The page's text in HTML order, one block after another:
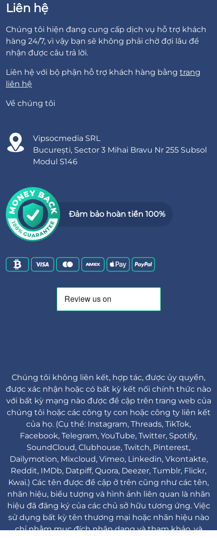
Liên hệ
Chúng tôi hiện đang cung cấp dịch vụ hỗ trợ khách
hàng 24/7, vì vậy bạn sẽ không phải chờ đợi lâu để
nhận được câu trả lời.
Liên hệ với bộ phận hỗ trợ khách hàng bằng trang
liên hệ
Về chúng tôi
Vipsocmedia SRL
București, Sector 3 Mihai Bravu Nr 255 Subsol
Modul S146
Đảm bảo hoàn tiền 100%
Chúng tôi không liên kết, hợp tác, được ủy quyền,
được xác nhận hoặc có bất kỳ kết nối chính thức nào
với bất kỳ mạng nào được đề cập trên trang web của
chúng tôi hoặc các công ty con hoặc công ty liên kết
của họ. (Cụ thể: Instagram, Threads, TikTok,
Facebook, Telegram, YouTube, Twitter, Spotify,
SoundCloud, Clubhouse, Twitch, Pinterest,
Dailymotion, Mixcloud, Vimeo, Linkedin, Vkontakte,
Reddit, IMDb, Datpiff, Quora, Deezer, Tumblr, Flickr,
Kwai.) Các tên được đề cập ở trên cũng như các tên,
nhãn hiệu, biểu tượng và hình ảnh liên quan là nhãn
hiệu đã đăng ký của các chủ sở hữu tương ứng. Việc
sử dụng bất kỳ tên thương mại hoặc nhãn hiệu nào
chỉ nhằm mục đích nhận dạng và tham khảo, và